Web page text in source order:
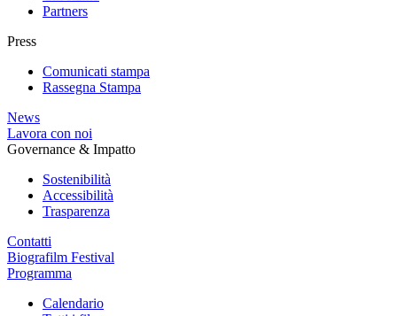
Partners
Press
Comunicati stampa
Rassegna Stampa
News
Lavora con noi
Governance & Impatto
Sostenibilità
Accessibilità
Trasparenza
Contatti
Biografilm Festival
Programma
Calendario